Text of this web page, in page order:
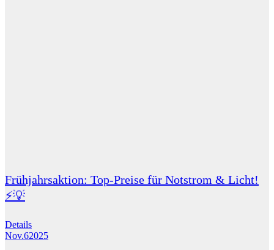
Frühjahrsaktion: Top-Preise für Notstrom & Licht!
⚡💡
Details
Nov.62025